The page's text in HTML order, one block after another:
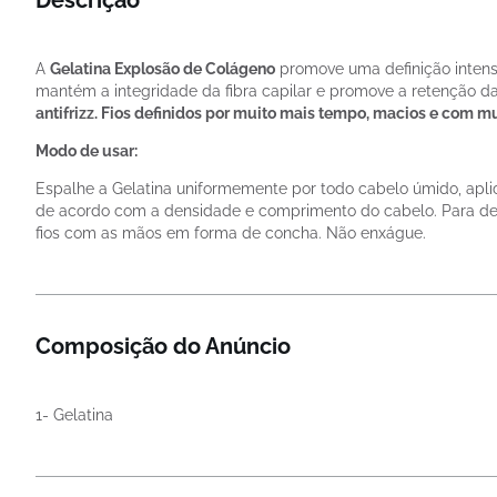
A Gelatina Explosão de Colágeno promove uma definição
mantém a integridade da fibra capilar e promove a retenção
antifrizz. Fios definidos por muito mais tempo, macios e com
Modo de usar:
Espalhe a Gelatina uniformemente por todo cabelo úmido,
de acordo com a densidade e comprimento do cabelo. Para
fios com as mãos em forma de concha. Não enxágue.
Composição do Anúncio
1- Gelatina